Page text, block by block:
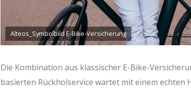
Alteos_Symbolbild E-Bike-Versicherung
Die Kombination aus klassischer E-Bike-
basierten Rückholservice wartet mit einem echten